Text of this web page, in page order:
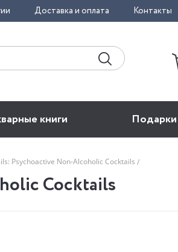
Доставка и оплата Контакты
книги Подарки
Psychoactive Non-Alcoholic Cocktails
Cocktails